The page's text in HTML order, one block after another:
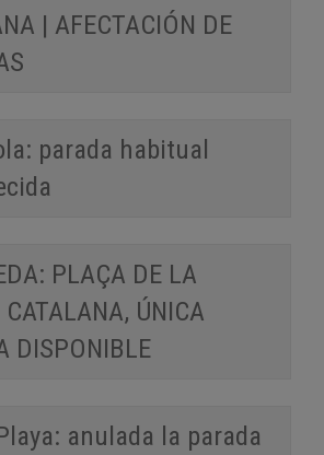
| AFECTACIÓN DE
parada habitual
PLAÇA DE LA
CATALANA, ÚNICA
DISPONIBLE
anulada la parada